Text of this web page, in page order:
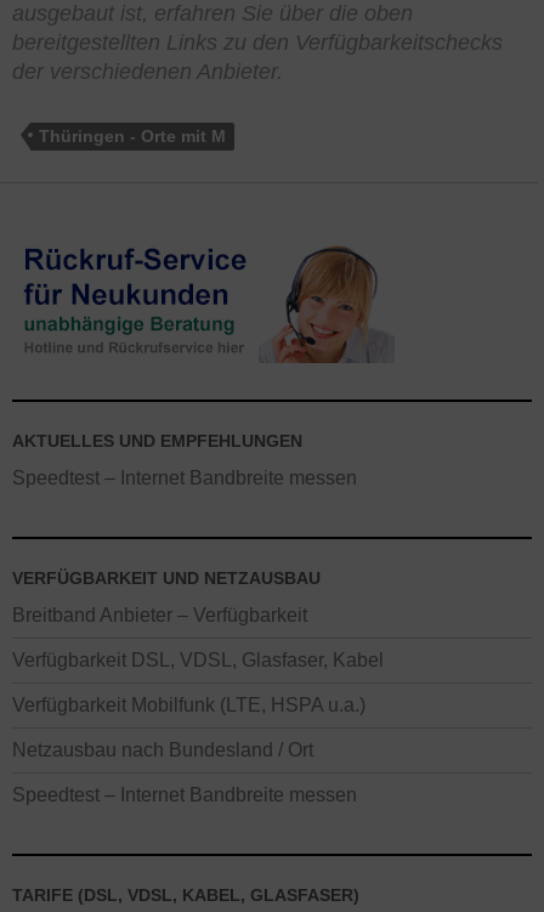
ausgebaut ist, erfahren Sie über die oben
bereitgestellten Links zu den Verfügbarkeitschecks
der verschiedenen Anbieter.
Thüringen - Orte mit M
AKTUELLES UND EMPFEHLUNGEN
Speedtest – Internet Bandbreite messen
VERFÜGBARKEIT UND NETZAUSBAU
Breitband Anbieter – Verfügbarkeit
Verfügbarkeit DSL, VDSL, Glasfaser, Kabel
Verfügbarkeit Mobilfunk (LTE, HSPA u.a.)
Netzausbau nach Bundesland / Ort
Speedtest – Internet Bandbreite messen
TARIFE (DSL, VDSL, KABEL, GLASFASER)